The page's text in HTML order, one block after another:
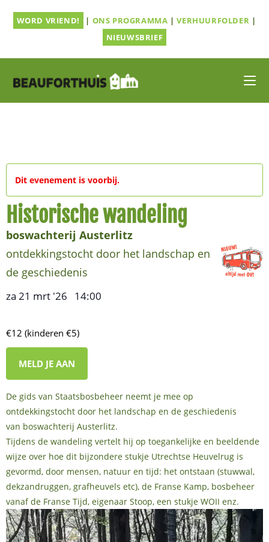
naarWORD VRIEND! | ONS PROGRAMMA |VERHUURFOLDER |
NIEUWSBRIEF
Dit evenement is voorbij.
Historische wandeling
boswachterij Austerlitz
ontdekkingstocht door het landschap en
de geschiedenis
za 21 mrt '26 14:00
€12 (kinderen €5)
MELD JE AAN
De gids van Staatsbosbeheer neemt je mee op
ontdekkingstocht door het landschap en de geschiedenis
van boswachterij Austerlitz.
Tijdens de wandeling vertelt hij op toegankelijke en beeldende
wijze over hoe dit bijzondere stukje Utrechtse Heuvelrug is
gevormd, door mensen, natuur en tijd: het ontstaan (stuwwal,
dekzandruggen, grafheuvels etc), de Franse Kamp, bosbeheer
vanaf de Franse Tijd, eigenaar Stoop, een stukje WOII enz.